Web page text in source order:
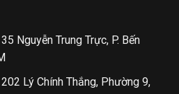
Nguyễn Trung Trực, P. Bến
Lý Chính Thắng, Phường 9,